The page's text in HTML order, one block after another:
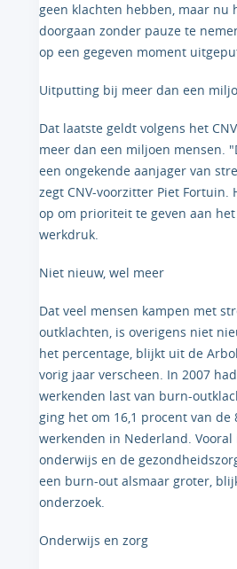
geen klachten hebben, maar nu
doorgaan zonder pauze te
op een gegeven moment
Uitputting bij meer dan een
Dat laatste geldt volgens het
meer dan een miljoen mensen.
een ongekende aanjager van
zegt CNV-voorzitter Piet Fortuin.
op om prioriteit te geven aan
werkdruk.
Niet nieuw, wel meer
Dat veel mensen kampen met
outklachten, is overigens niet
het percentage, blijkt uit de
vorig jaar verscheen. In 2007
werkenden last van burn-
ging het om 16,1 procent van de
werkenden in Nederland.
onderwijs en de
een burn-out alsmaar groter,
onderzoek.
Onderwijs en zorg